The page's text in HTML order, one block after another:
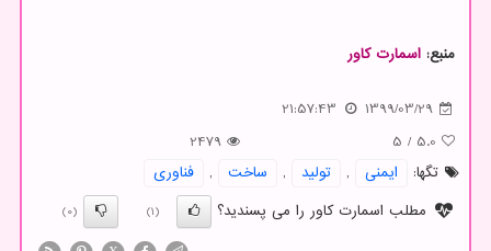
منبع: اسمارت كاور
1399/03/29
21:57:43
5.0
/
5
2479
تگها:
ایمنی , تولید , ساخت ,
فناوری
مطلب اسمارت کاور را می پسندید؟
(1)
(0)